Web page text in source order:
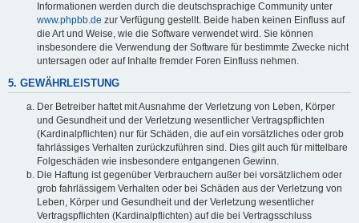
Informationen werden durch die deutschsprachige Community unter
www.phpbb.de zur Verfügung gestellt. Beide haben keinen Einfluss auf
die Art und Weise, wie die Software verwendet wird. Sie können
insbesondere die Verwendung der Software für bestimmte Zwecke nicht
untersagen oder auf Inhalte fremder Foren Einfluss nehmen.
5. GEWÄHRLEISTUNG
Der Betreiber haftet mit Ausnahme der Verletzung von Leben, Körper
und Gesundheit und der Verletzung wesentlicher Vertragspflichten
(Kardinalpflichten) nur für Schäden, die auf ein vorsätzliches oder grob
fahrlässiges Verhalten zurückzuführen sind. Dies gilt auch für mittelbare
Folgeschäden wie insbesondere entgangenen Gewinn.
Die Haftung ist gegenüber Verbrauchern außer bei vorsätzlichem oder
grob fahrlässigem Verhalten oder bei Schäden aus der Verletzung von
Leben, Körper und Gesundheit und der Verletzung wesentlicher
Vertragspflichten (Kardinalpflichten) auf die bei Vertragsschluss